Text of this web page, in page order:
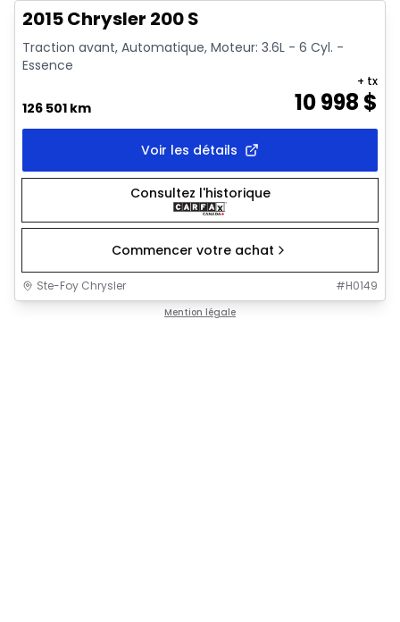
2015 Chrysler 200 S
Traction avant, Automatique, Moteur: 3.6L - 6 Cyl. -
Essence
126 501 km 10 998 $
+ tx
Voir les détails
Consultez l'historique
Commencer votre achat
Ste-Foy Chrysler #H0149
Mention légale